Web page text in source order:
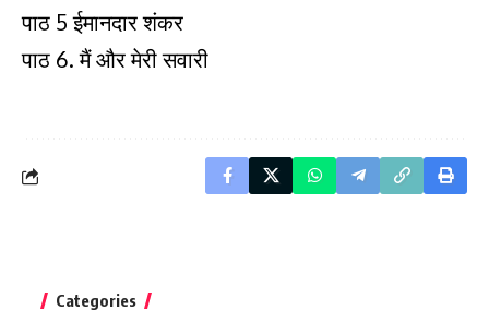
पाठ 5 ईमानदार शंकर
पाठ 6. मैं और मेरी सवारी
Categories